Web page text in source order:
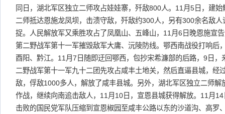
同日，湖北军区独立二师攻占娃娃寨，歼敌800人。11月5日，建
二师抵达恩施龙凤坝，击溃守敌，歼敌约300人，另有300余名敌
捉。人民解放军又乘胜攻占了凤凰山、五峰山，11月6日晚恩施宣
第二野战军第十一军摧毁敌军大庸、沅陵防线。鄂西南战役打响后
酉阳、黔江。11月7日随即迂回鄂西，包抄宋希濂部的后路，9日
二野战军第十一军九十二团先攻占咸丰土地关，然后直逼县城，经
敌，俘敌1000多人，解放了咸丰县城。另外，湖北军区独立二师解
作战，继续向南追击敌人，11月10日，宣恩县城获得解放。11月
击败的国民党军队压缩到宣恩椒园至咸丰公路以东的沙道沟、高罗